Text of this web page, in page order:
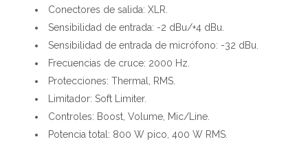
Conectores de salida: XLR.
Sensibilidad de entrada: -2 dBu/+4 dBu.
Sensibilidad de entrada de micrófono: -32 dBu.
Frecuencias de cruce: 2000 Hz.
Protecciones: Thermal, RMS.
Limitador: Soft Limiter.
Controles: Boost, Volume, Mic/Line.
Potencia total: 800 W pico, 400 W RMS.